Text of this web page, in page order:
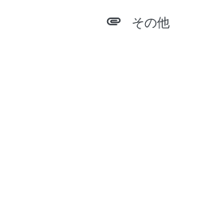
attachment その他